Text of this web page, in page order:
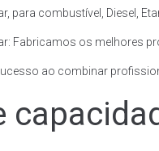
para combustível, Diesel,
Fabricamos os melhores
ao combinar